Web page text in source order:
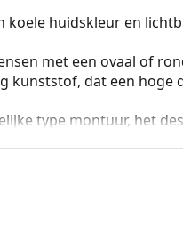
koele huidskleur en
met een ovaal of
kunststof, dat een hoge
type montuur, het
optische sterkte.
de koker en het